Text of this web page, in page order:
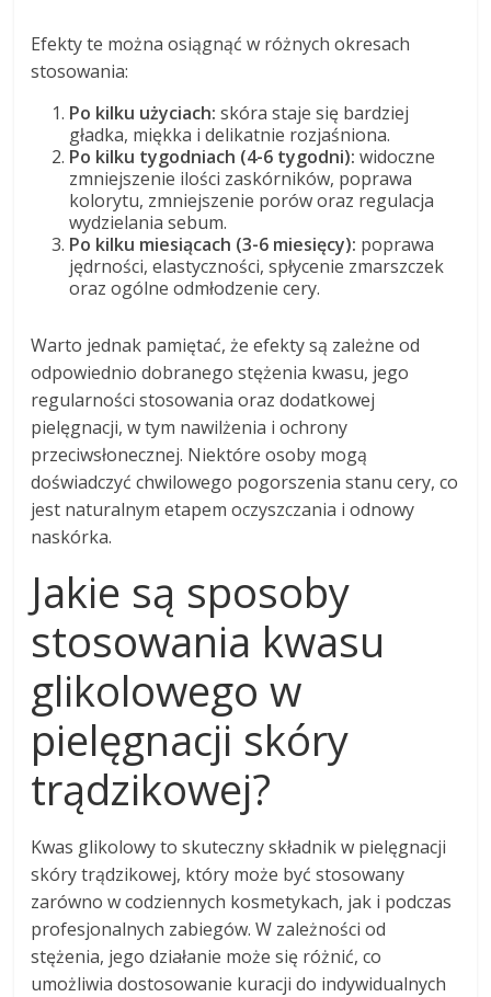
Efekty te można osiągnąć w różnych okresach
stosowania:
Po kilku użyciach: skóra staje się bardziej
gładka, miękka i delikatnie rozjaśniona.
Po kilku tygodniach (4-6 tygodni): widoczne
zmniejszenie ilości zaskórników, poprawa
kolorytu, zmniejszenie porów oraz regulacja
wydzielania sebum.
Po kilku miesiącach (3-6 miesięcy): poprawa
jędrności, elastyczności, spłycenie zmarszczek
oraz ogólne odmłodzenie cery.
Warto jednak pamiętać, że efekty są zależne od
odpowiednio dobranego stężenia kwasu, jego
regularności stosowania oraz dodatkowej
pielęgnacji, w tym nawilżenia i ochrony
przeciwsłonecznej. Niektóre osoby mogą
doświadczyć chwilowego pogorszenia stanu cery, co
jest naturalnym etapem oczyszczania i odnowy
naskórka.
Jakie są sposoby
stosowania kwasu
glikolowego w
pielęgnacji skóry
trądzikowej?
Kwas glikolowy to skuteczny składnik w pielęgnacji
skóry trądzikowej, który może być stosowany
zarówno w codziennych kosmetykach, jak i podczas
profesjonalnych zabiegów. W zależności od
stężenia, jego działanie może się różnić, co
umożliwia dostosowanie kuracji do indywidualnych